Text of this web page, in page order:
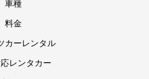
車種
料金
カーレンタル
レンタカー